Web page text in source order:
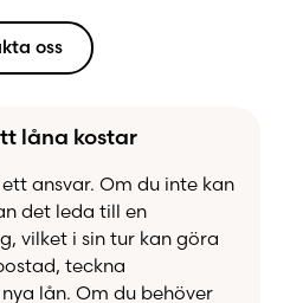
oss
låna kostar
ansvar. Om du inte kan
det leda till en
vilket i sin tur kan göra
teckna
lån. Om du behöver